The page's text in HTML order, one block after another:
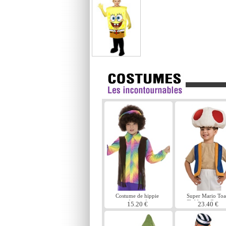
Costume de hippie
parfum enfant
15.20 €
Super Mario
Childrens23.40 €